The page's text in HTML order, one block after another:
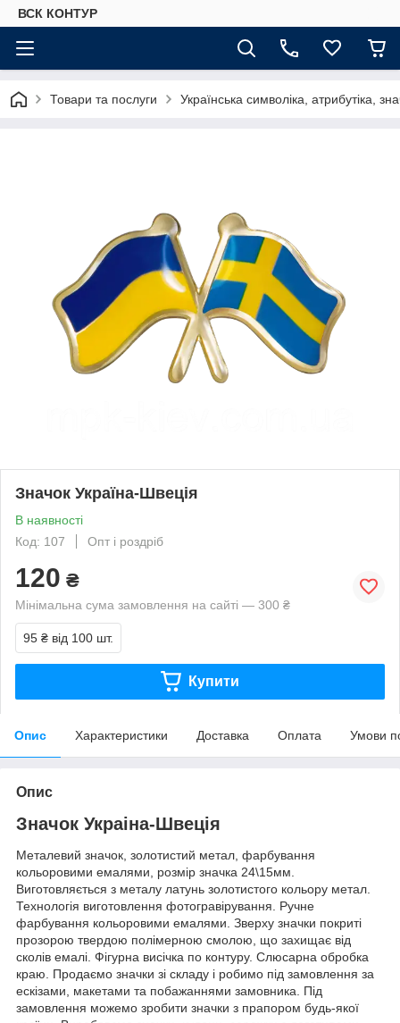
ВСК КОНТУР
Товари та послуги Українська символіка, атрибутіка,
Значок Україна-Швеція
В наявності
Код: 107
Опт і роздріб
120 ₴
Мінімальна сума замовлення на сайті — 300 ₴
95 ₴ від 100 шт.
Купити
Опис Характеристики Доставка Оплата Умови
Опис
Значок Украіна-Швеція
Металевий значок, золотистий метал, фарбування
кольоровими емалями, розмір значка 24\15мм.
Виготовляється з металу латунь золотистого кольору метал.
Технологія виготовлення фотогравірування. Ручне
фарбування кольоровими емалями. Зверху значки покриті
прозорою твердою полімерною смолою, що захищає від
сколів емалі. Фігурна висічка по контуру. Слюсарна обробка
краю. Продаємо значки зі складу і робимо під замовлення за
ескізами, макетами та побажаннями замовника. Під
замовлення можемо зробити значки з прапором будь-якої